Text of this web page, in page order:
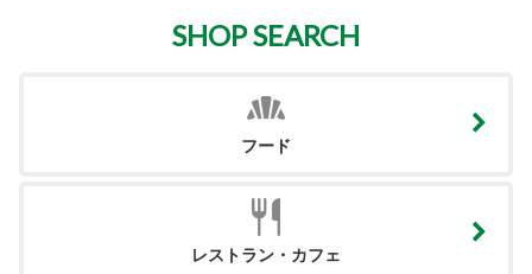
SHOP SEARCH
フード
レストラン・カフェ